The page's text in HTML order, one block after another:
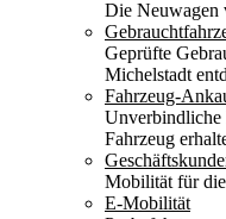
Die Neuwagen
Geprüfte
Michelstadt
Fahrzeug-
Unverbindliche
Fahrzeug
Mobilität für
E-Mobilität